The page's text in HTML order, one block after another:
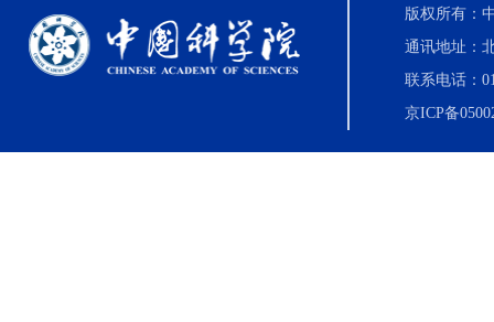
版权所有：
通讯地址：
联系电话：
京ICP备